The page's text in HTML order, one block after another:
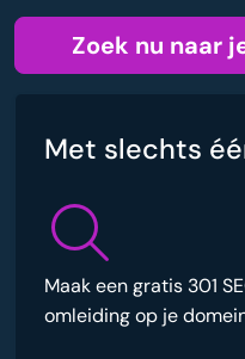
Zoek nu naar
Met slechts
Maak een gratis 301
omleiding op je